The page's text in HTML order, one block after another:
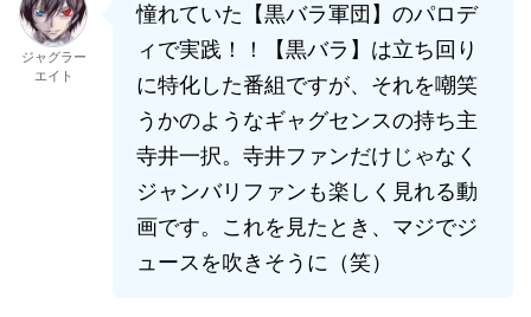
ジャグラー
エイト
憧れていた【黒バラ軍団】のパロデ
ィで実践！！【黒バラ】は立ち回り
に特化した番組ですが、それを嘲笑
うかのようなギャグセンスの持ち主
寺井一択。寺井ファンだけじゃなく
ジャンバリファンも楽しく見れる動
画です。これを見たとき、マジでジ
ュースを吹きそうに（笑）